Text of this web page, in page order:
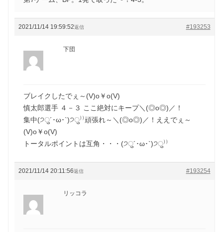
2021/11/14 19:59:52 #193253
返信
下団
ブレイクしたでぇ～(V)o￥o(V)
慎太郎選手 ４－３ ここ絶対にキープ＼(◎o◎)／！
集中(੭ु´･ω･`)੭ु⁾⁾頑張れ～＼(◎o◎)／！ええでぇ～
(V)o￥o(V)
トータルポイントは互角・・・(੭ु´･ω･`)੭ु⁾⁾
2021/11/14 20:11:56 #193254
返信
リッコラ